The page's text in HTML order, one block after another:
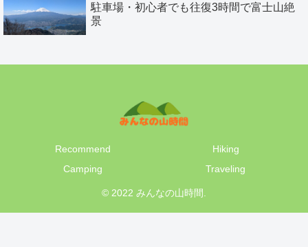
駐車場・初心者でも往復3時間で富士山絶
景
Recommend
Hiking
Camping
Traveling
© 2022 みんなの山時間.